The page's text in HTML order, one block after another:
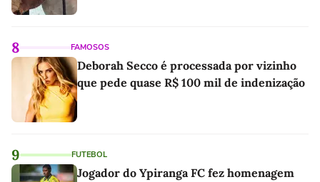
8 FAMOSOS
Deborah Secco é processada por vizinho
que pede quase R$ 100 mil de indenização
9 FUTEBOL
Jogador do Ypiranga FC fez homenagem